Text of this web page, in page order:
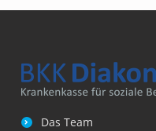
Das Team